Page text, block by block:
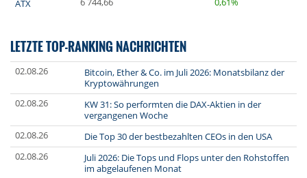
ATX
LETZTE TOP-RANKING NACHRICHTEN
02.08.26
Bitcoin, Ether & Co. im Juli 2026: Monatsbilanz der
Kryptowährungen
02.08.26
KW 31: So performten die DAX-Aktien in der
vergangenen Woche
02.08.26
Die Top 30 der bestbezahlten CEOs in den USA
02.08.26
Juli 2026: Die Tops und Flops unter den Rohstoffen
im abgelaufenen Monat